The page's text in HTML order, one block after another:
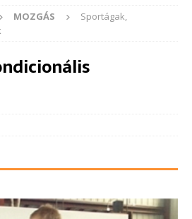
MOZGÁS
Sportágak,